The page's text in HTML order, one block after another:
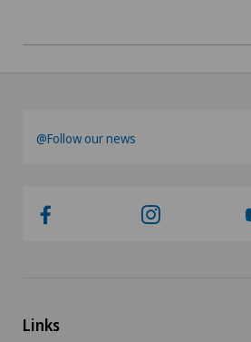
Viszeralchirurgie
@Follow our news
Links